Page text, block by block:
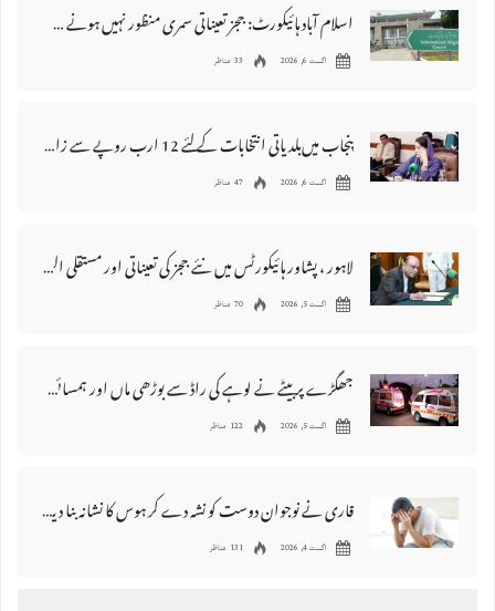
اسلام آباد ہائیکورٹ: ججز تعیناتی سمری منظور نہیں‌ ہونے کے خٌلاف فیصلہ محفوظ
اگست 6, 2026 33 مناظر
پنجاب میں‌بلدیاتی انتخابات کے لئے 12 ارب روپے سے زائد مختص کرنے کی منظوری
اگست 6, 2026 47 مناظر
لاہور ، پشاور ہائیکورٹس میں نئے ججز کی تعیناتی اور مستقلی التواء کا شکار
اگست 5, 2026 70 مناظر
جھگڑے پر بیٹے نے لوہے کی راڈ سے بوڑھی ماں اور ہمسائی کو قتل کردیا
اگست 5, 2026 122 مناظر
قاری نے نوجوان دوست کو نشہ دے کر ہوس کا نشانہ بنا دیا، مقدمہ درج
اگست 4, 2026 131 مناظر